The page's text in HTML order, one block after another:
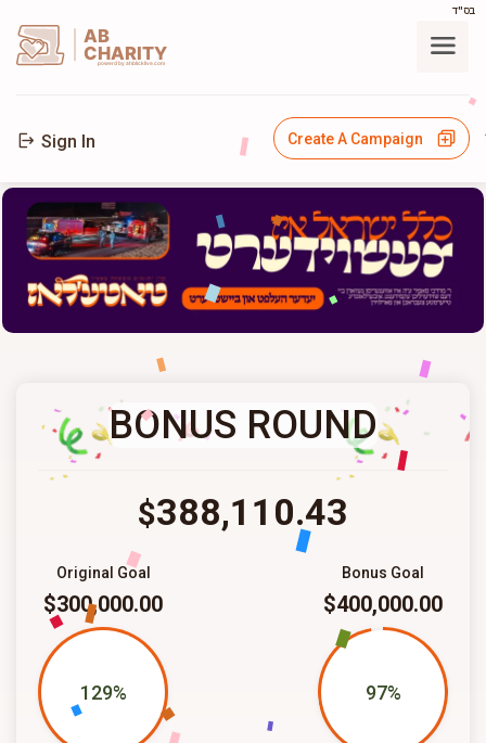
בס"ד
AB
CHARITY
powerd by ahblicklive.com
Sign In Create A Campaign
BONUS ROUND
$388,110.43
Bonus Goal
$400,000.00
97%
Original Goal
$300,000.00
129%